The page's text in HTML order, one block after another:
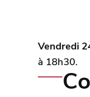
Vendredi
à 18h30.